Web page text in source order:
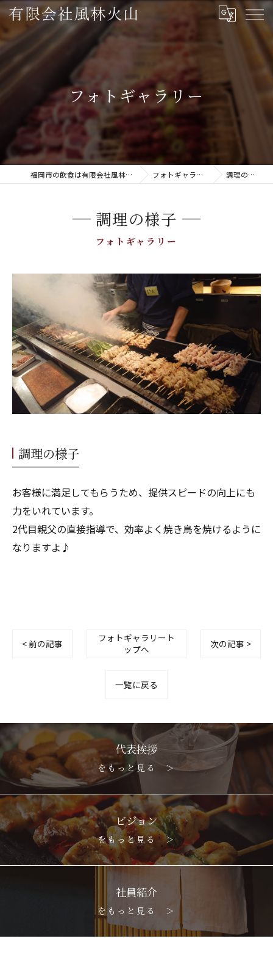
フォトギャラリー
福岡市の飲食は有限会社風林火山 フォトギャラリー 調理の様子
フォトギャラリー
調理の様子
調理の様子
お客様に満足してもらうため、提供スピードの向上にも
力をいれています。
2代目親父の直接指導で、効率よく焼き鳥を焼けるように
なりますよ♪
< 前の記事
フォトギャラリート
ップへ
次の記事 >
一覧に戻る
代表挨拶
をもっと見る ＞
ビジョン
をもっと見る ＞
社員紹介
をもっと見る ＞